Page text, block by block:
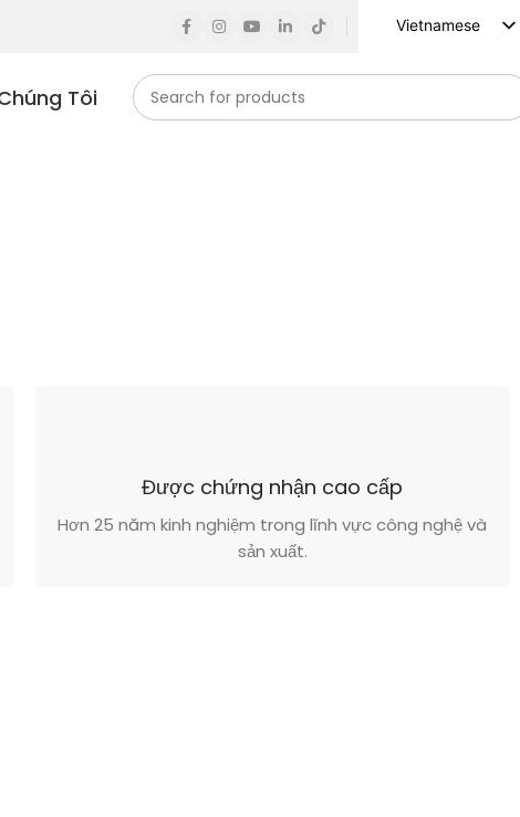
Vietnamese
Tôi
Được chứng nhận cao cấp
Hơn 25 năm kinh nghiệm trong lĩnh vực công nghệ và
sản xuất.